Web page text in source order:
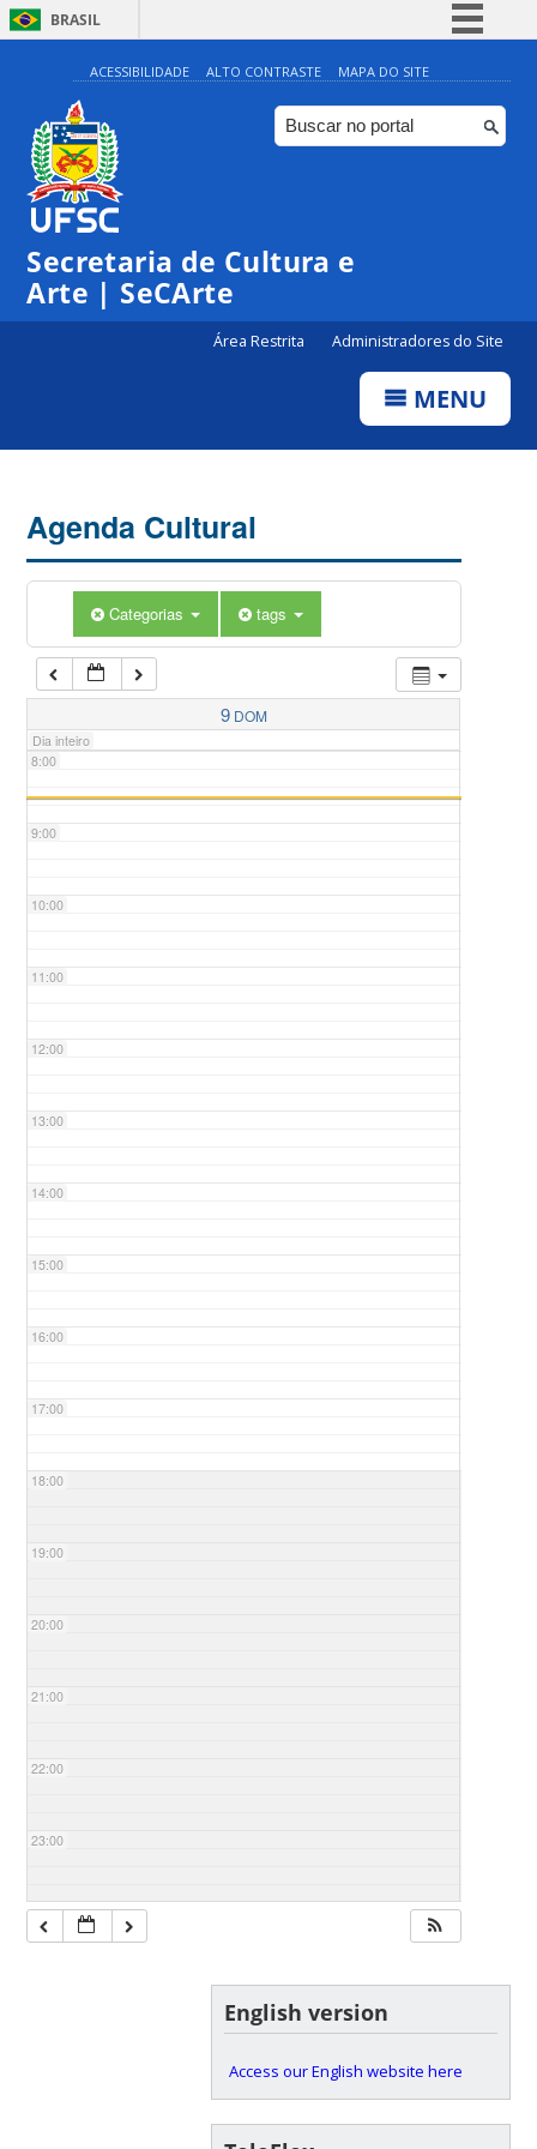
BRASIL
Simplifique!
Comunica BR
Participe
ACESSIBILIDADE ALTO CONTRASTE MAPA DO SITE
Secretaria de Cultura e
Arte | SeCArte
Área Restrita Administradores do Site
MENU
Agenda Cultural
Categorias tags
9 DOM
Dia inteiro
0:00
1:00
5:00
7:00
8:00
9:00
10:00
11:00
12:00
13:00
14:00
15:00
16:00
17:00
18:00
19:00
20:00
21:00
22:00
23:00
English version
Access our English website here